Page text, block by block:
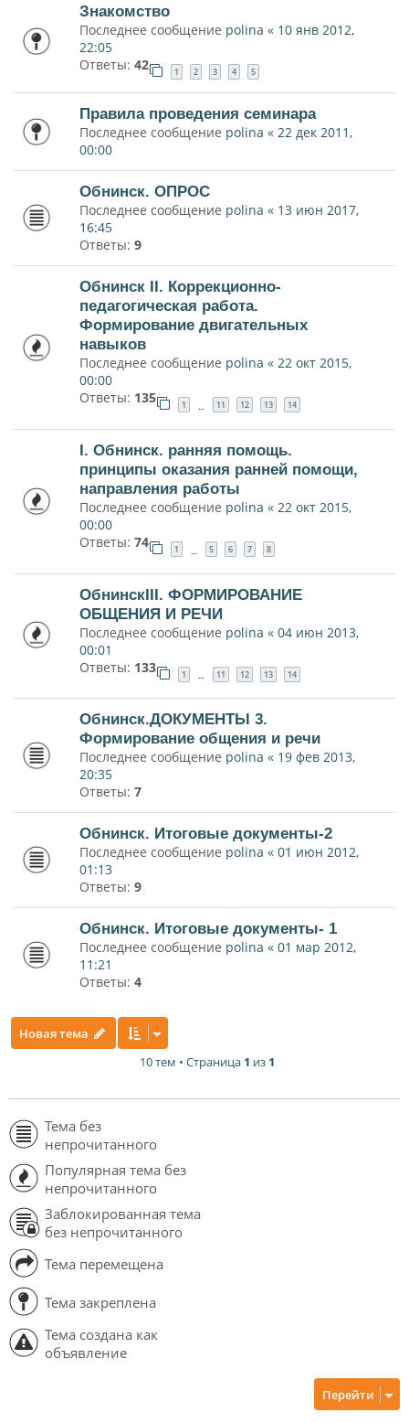
Знакомство
Последнее сообщение polina « 10 янв 2012,
22:05
Ответы: 42 1 2 3 4 5
Правила проведения семинара
Последнее сообщение polina « 22 дек 2011,
00:00
Обнинск. ОПРОС
Последнее сообщение polina « 13 июн 2017,
16:45
Ответы: 9
Обнинск II. Коррекционно-
педагогическая работа.
Формирование двигательных
навыков
Последнее сообщение polina « 22 окт 2015,
00:00
Ответы: 135 1 … 11 12 13 14
I. Обнинск. ранняя помощь.
принципы оказания ранней помощи,
направления работы
Последнее сообщение polina « 22 окт 2015,
00:00
Ответы: 74 1 5 6 7 8
ОбнинскIII. ФОРМИРОВАНИЕ
ОБЩЕНИЯ И РЕЧИ
Последнее сообщение polina « 04 июн 2013,
00:01
Ответы: 133 1 … 11 12 13 14
Обнинск.ДОКУМЕНТЫ 3.
Формирование общения и речи
Последнее сообщение polina « 19 фев 2013,
20:35
Ответы: 7
Обнинск. Итоговые документы-2
Последнее сообщение polina « 01 июн 2012,
01:13
Ответы: 9
Обнинск. Итоговые документы- 1
Последнее сообщение polina « 01 мар 2012,
11:21
Ответы: 4
Новая тема
10 тем • Страница 1 из 1
Тема без
непрочитанного
Популярная тема без
непрочитанного
Заблокированная тема
без непрочитанного
Тема перемещена
Тема закреплена
Тема создана как
объявление
Перейти